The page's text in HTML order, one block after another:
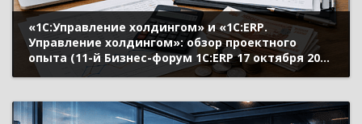
«1С:Управление холдингом» и «1С:ERP.
Управление холдингом»: обзор проектного
опыта (11-й Бизнес-форум 1С:ERP 17 октября 2024
г., Митрохин Станислав, «1С»)